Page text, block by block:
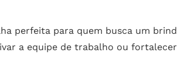
perfeita para quem busca um
a equipe de trabalho ou